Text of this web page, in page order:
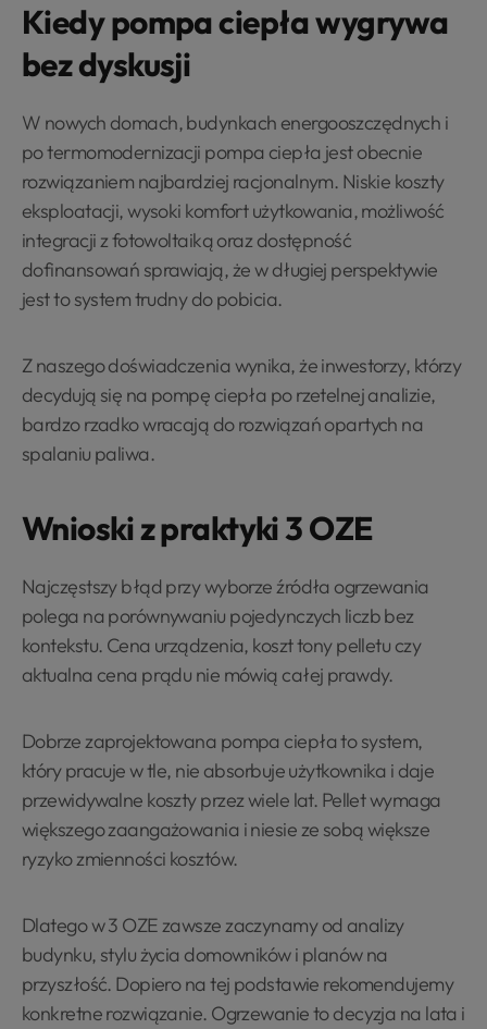
Kiedy pompa ciepła wygrywa
bez dyskusji
W nowych domach, budynkach energooszczędnych i
po termomodernizacji pompa ciepła jest obecnie
rozwiązaniem najbardziej racjonalnym. Niskie koszty
eksploatacji, wysoki komfort użytkowania, możliwość
integracji z fotowoltaiką oraz dostępność
dofinansowań sprawiają, że w długiej perspektywie
jest to system trudny do pobicia.
Z naszego doświadczenia wynika, że inwestorzy, którzy
decydują się na pompę ciepła po rzetelnej analizie,
bardzo rzadko wracają do rozwiązań opartych na
spalaniu paliwa.
Wnioski z praktyki 3 OZE
Najczęstszy błąd przy wyborze źródła ogrzewania
polega na porównywaniu pojedynczych liczb bez
kontekstu. Cena urządzenia, koszt tony pelletu czy
aktualna cena prądu nie mówią całej prawdy.
Dobrze zaprojektowana pompa ciepła to system,
który pracuje w tle, nie absorbuje użytkownika i daje
przewidywalne koszty przez wiele lat. Pellet wymaga
większego zaangażowania i niesie ze sobą większe
ryzyko zmienności kosztów.
Dlatego w 3 OZE zawsze zaczynamy od analizy
budynku, stylu życia domowników i planów na
przyszłość. Dopiero na tej podstawie rekomendujemy
konkretne rozwiązanie. Ogrzewanie to decyzja na lata i